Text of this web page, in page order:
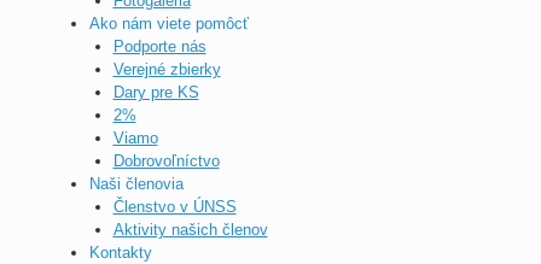
Ako nám viete pomôcť
Podporte nás
Verejné zbierky
Dary pre KS
2%
Viamo
Dobrovoľníctvo
Naši členovia
Členstvo v ÚNSS
Aktivity našich členov
Kontakty